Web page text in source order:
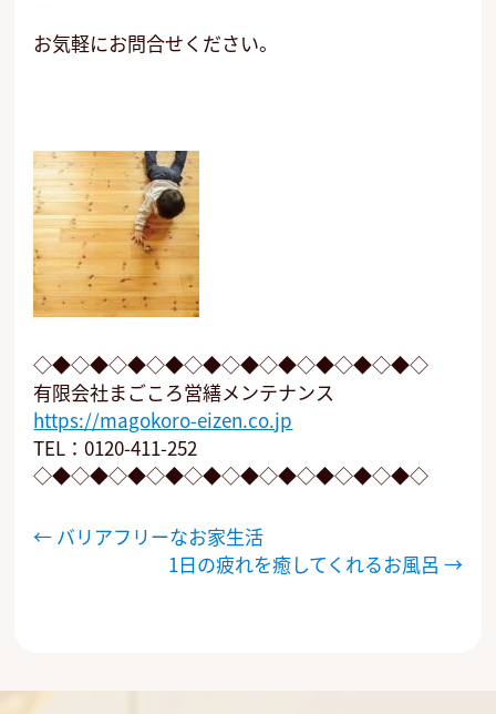
お気軽にお問合せください。
◇◆◇◆◇◆◇◆◇◆◇◆◇◆◇◆◇◆◇◆◇
有限会社まごころ営繕メンテナンス
https://magokoro-eizen.co.jp
TEL：0120-411-252
◇◆◇◆◇◆◇◆◇◆◇◆◇◆◇◆◇◆◇◆◇
稿
← バリアフリーなお家生活
1日の疲れを癒してくれるお風呂 →